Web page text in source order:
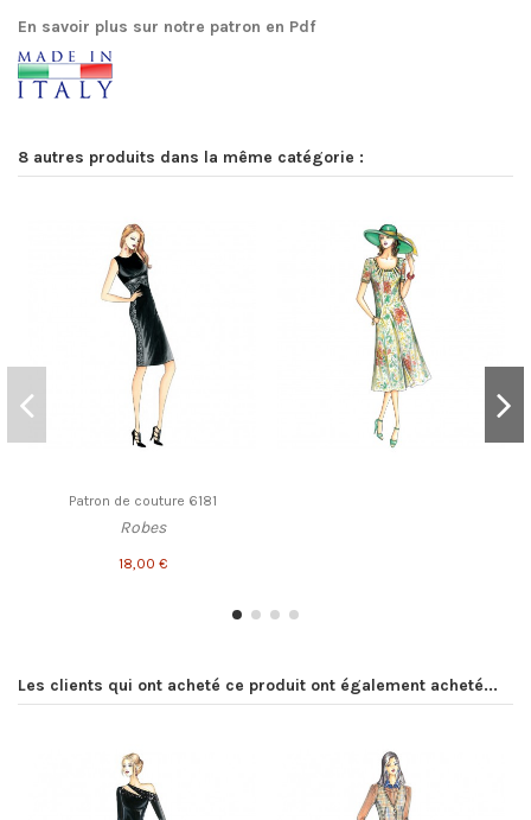
En savoir plus sur notre patron en Pdf
8 autres produits dans la même catégorie :
Patron de couture 6181
Robes
18,00 €
Les clients qui ont acheté ce produit ont également acheté...